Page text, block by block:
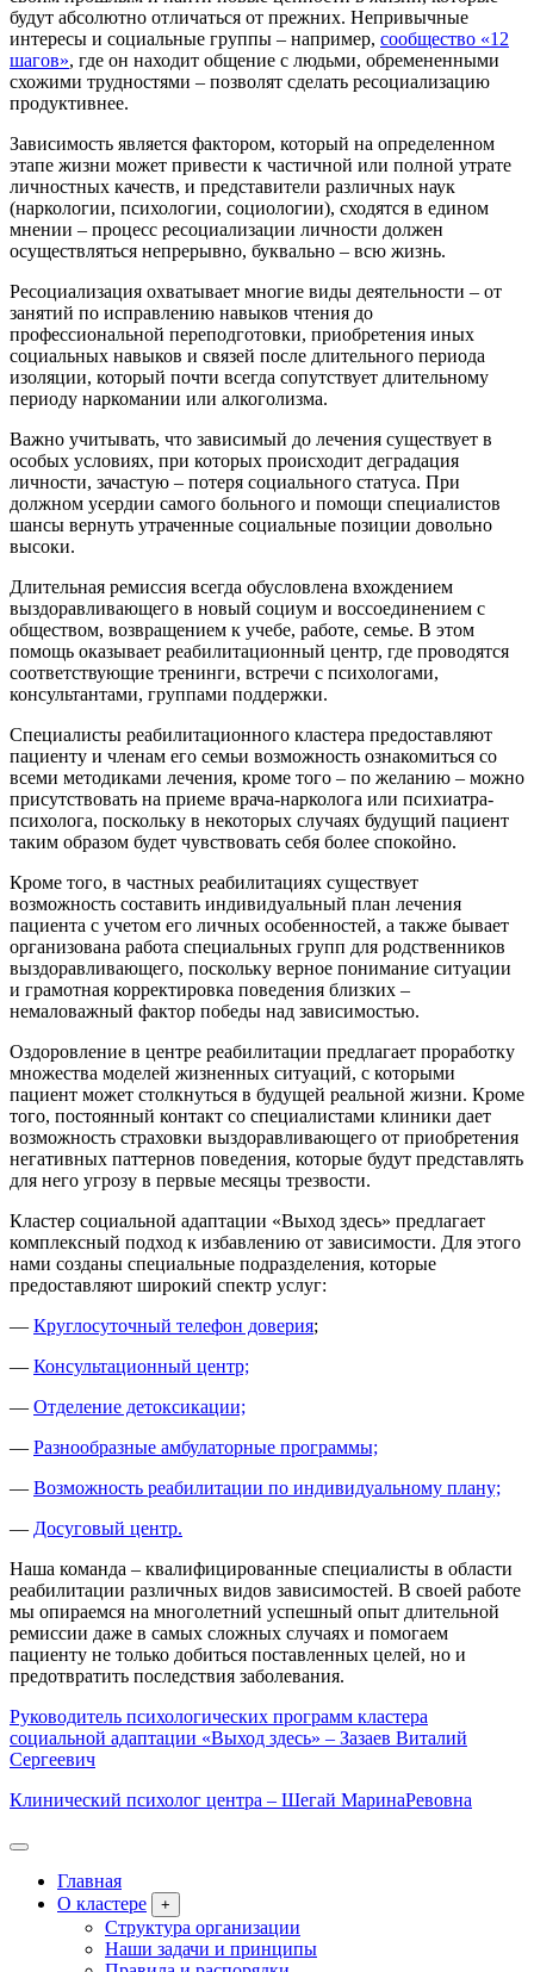
будут абсолютно отличаться от прежних. Непривычные
интересы и социальные группы – например, сообщество «12
шагов», где он находит общение с людьми, обремененными
схожими трудностями – позволят сделать ресоциализацию
продуктивнее.
Зависимость является фактором, который на определенном
этапе жизни может привести к частичной или полной утрате
личностных качеств, и представители различных наук
(наркологии, психологии, социологии), сходятся в едином
мнении – процесс ресоциализации личности должен
осуществляться непрерывно, буквально – всю жизнь.
Ресоциализация охватывает многие виды деятельности – от
занятий по исправлению навыков чтения до
профессиональной переподготовки, приобретения иных
социальных навыков и связей после длительного периода
изоляции, который почти всегда сопутствует длительному
периоду наркомании или алкоголизма.
Важно учитывать, что зависимый до лечения существует в
особых условиях, при которых происходит деградация
личности, зачастую – потеря социального статуса. При
должном усердии самого больного и помощи специалистов
шансы вернуть утраченные социальные позиции довольно
высоки.
Длительная ремиссия всегда обусловлена вхождением
выздоравливающего в новый социум и воссоединением с
обществом, возвращением к учебе, работе, семье. В этом
помощь оказывает реабилитационный центр, где проводятся
соответствующие тренинги, встречи с психологами,
консультантами, группами поддержки.
Специалисты реабилитационного кластера предоставляют
пациенту и членам его семьи возможность ознакомиться со
всеми методиками лечения, кроме того – по желанию – можно
присутствовать на приеме врача-нарколога или психиатра-
психолога, поскольку в некоторых случаях будущий пациент
таким образом будет чувствовать себя более спокойно.
Кроме того, в частных реабилитациях существует
возможность составить индивидуальный план лечения
пациента с учетом его личных особенностей, а также бывает
организована работа специальных групп для родственников
выздоравливающего, поскольку верное понимание ситуации
и грамотная корректировка поведения близких –
немаловажный фактор победы над зависимостью.
Оздоровление в центре реабилитации предлагает проработку
множества моделей жизненных ситуаций, с которыми
пациент может столкнуться в будущей реальной жизни. Кроме
того, постоянный контакт со специалистами клиники дает
возможность страховки выздоравливающего от приобретения
негативных паттернов поведения, которые будут представлять
для него угрозу в первые месяцы трезвости.
Кластер социальной адаптации «Выход здесь» предлагает
комплексный подход к избавлению от зависимости. Для этого
нами созданы специальные подразделения, которые
предоставляют широкий спектр услуг:
— Круглосуточный телефон доверия;
— Консультационный центр;
— Отделение детоксикации;
— Разнообразные амбулаторные программы;
— Возможность реабилитации по индивидуальному плану;
— Досуговый центр.
Наша команда – квалифицированные специалисты в области
реабилитации различных видов зависимостей. В своей работе
мы опираемся на многолетний успешный опыт длительной
ремиссии даже в самых сложных случаях и помогаем
пациенту не только добиться поставленных целей, но и
предотвратить последствия заболевания.
Руководитель психологических программ кластера
социальной адаптации «Выход здесь» – Зазаев Виталий
Сергеевич
Клинический психолог центра – Шегай МаринаРевовна
Главная
О кластере
+
Структура организации
Наши задачи и принципы